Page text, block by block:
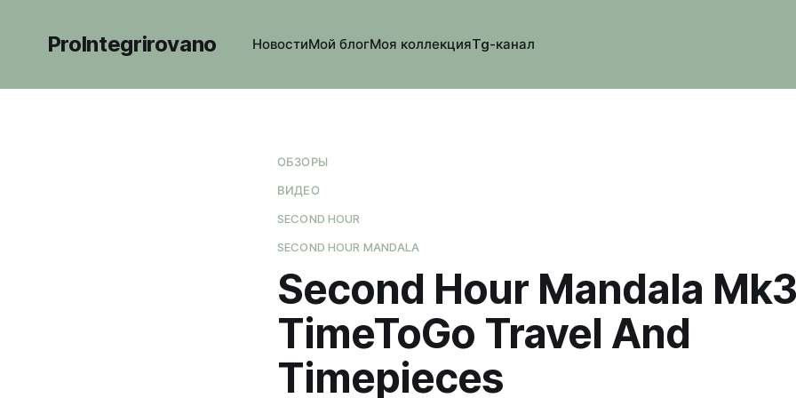
ProIntegrirovano НовостиМой блогМоя коллекцияTg-канал
ОБЗОРЫ
ВИДЕО
SECOND HOUR
SECOND HOUR MANDALA
Second Hour Mandala
TimeToGo Travel And
Timepieces